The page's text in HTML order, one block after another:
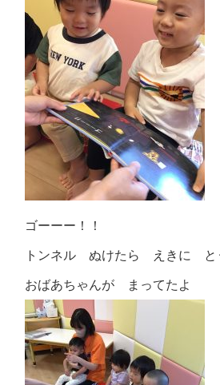
ゴーーー！！
トンネル ぬけたら えきに と
おばあちゃんが まってたよ